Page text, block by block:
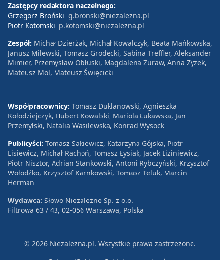
Zastępcy redaktora naczelnego:
Grzegorz Broński g.bronski@niezalezna.pl
Piotr Kotomski p.kotomski@niezalezna.pl
Zespół: Michał Dzierżak, Michał Kowalczyk, Beata Mańkowska,
Janusz Milewski, Tomasz Grodecki, Sabina Treffler, Aleksander
Mimier, Przemysław Obłuski, Magdalena Żuraw, Anna Zyzek,
Mateusz Mol, Mateusz Święcicki
Współpracownicy: Tomasz Duklanowski, Agnieszka
Kołodziejczyk, Hubert Kowalski, Mariola Łukawska, Jan
Przemyłski, Natalia Wasilewska, Konrad Wysocki
Publicyści: Tomasz Sakiewicz, Katarzyna Gójska, Piotr
Lisiewicz, Michał Rachoń, Tomasz Łysiak, Jacek Liziniewicz,
Piotr Nisztor, Adrian Stankowski, Antoni Rybczyński, Krzysztof
Wołodźko, Krzysztof Karnkowski, Tomasz Teluk, Marcin
Herman
Wydawca: Słowo Niezależne Sp. z o.o.
Filtrowa 63 / 43, 02-056 Warszawa, Polska
© 2026 Niezależna.pl. Wszystkie prawa zastrzeżone.